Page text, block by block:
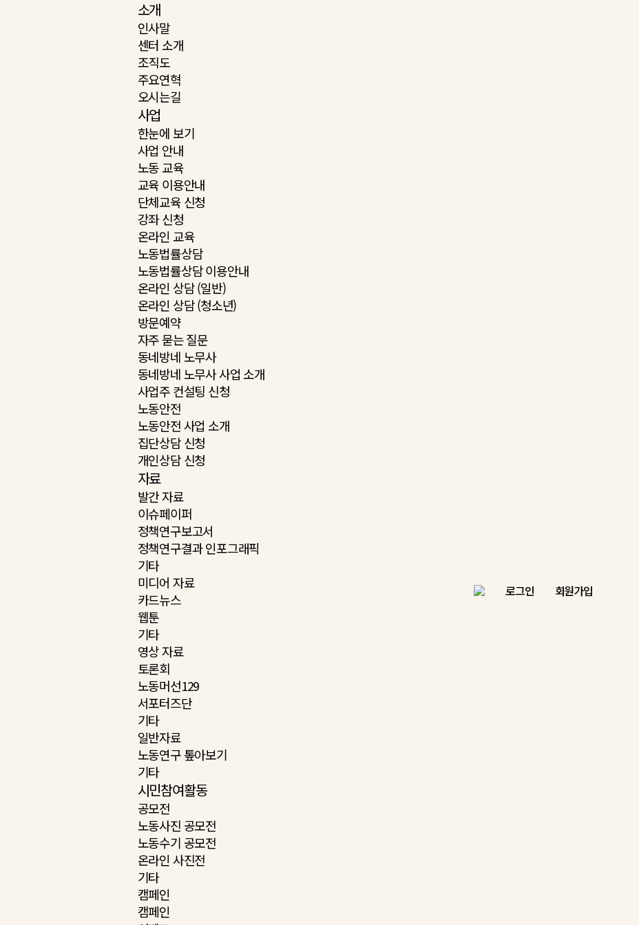
소개
인사말
센터 소개
조직도
주요연혁
오시는길
사업
한눈에 보기
사업 안내
노동 교육
교육 이용안내
단체교육 신청
강좌 신청
온라인 교육
노동법률상담
노동법률상담 이용안내
온라인 상담 (일반)
온라인 상담 (청소년)
방문예약
자주 묻는 질문
동네방네 노무사
동네방네 노무사 사업 소개
사업주 컨설팅 신청
노동안전
노동안전 사업 소개
집단상담 신청
개인상담 신청
자료
발간 자료
이슈페이퍼
정책연구보고서
정책연구결과 인포그래픽
기타
미디어 자료
카드뉴스
웹툰
기타
영상 자료
토론회
노동머선129
서포터즈단
기타
일반자료
노동연구 톺아보기
기타
시민참여활동
공모전
노동사진 공모전
노동수기 공모전
온라인 사진전
기타
캠페인
캠페인
로그인 회원가입